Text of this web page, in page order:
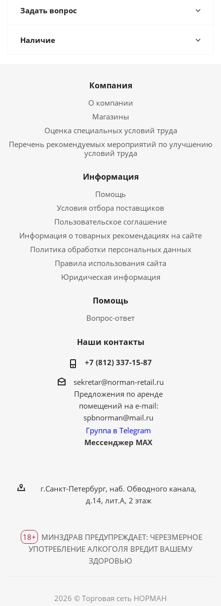
Задать вопрос
Наличие
Компания
О компании
Магазины
Оценка специальных условий труда
Перечень рекомендуемых мероприятий по улучшению
условий труда
Информация
Помощь
Условия отбора поставщиков
Пользовательское соглашение
Информация о товарных рекомендациях на сайте
Политика обработки персональных данных
Правила использования сайта
Юридическая информация
Помощь
Вопрос-ответ
Наши контакты
+7 (812) 337-15-87
sekretar@norman-retail.ru
Предложения по аренде
помещений на e-mail:
spbnorman@mail.ru
Группа в Telegram
Мессенджер MAX
г.Санкт-Петербург, наб. Обводного канала,
д.14, лит.А, 2 этаж
18+
МИНЗДРАВ ПРЕДУПРЕЖДАЕТ: ЧЕРЕЗМЕРНОЕ
УПОТРЕБЛЕНИЕ АЛКОГОЛЯ ВРЕДИТ ВАШЕМУ
ЗДОРОВЬЮ
2026 © Торговая сеть НОРМАН